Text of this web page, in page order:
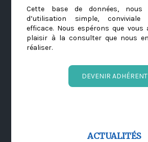
Cette base de données, nous
d’utilisation simple,
efficace. Nous espérons que vous
plaisir à la consulter que nous
réaliser.
DEVENIR ADHÉRENT
ACTUALITÉS